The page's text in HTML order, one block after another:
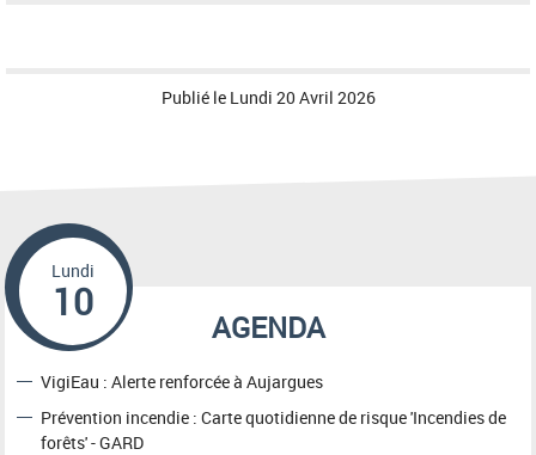
Publié le Lundi 20 Avril 2026
AGENDA
Lundi
10
VigiEau : Alerte renforcée à Aujargues
Prévention incendie : Carte quotidienne de risque 'Incendies de
forêts' - GARD